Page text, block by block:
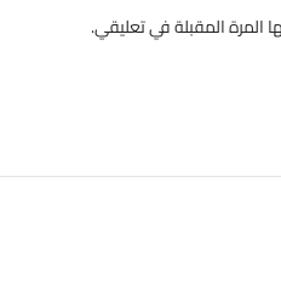
المرة المقبلة في تعليقي.